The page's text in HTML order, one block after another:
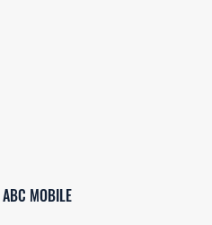
ABC MOBILE